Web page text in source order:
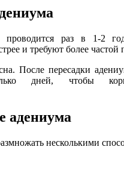
проводится раз в 1-2
и требуют более частой
После пересадки
дней, чтобы
адениума
несколькими